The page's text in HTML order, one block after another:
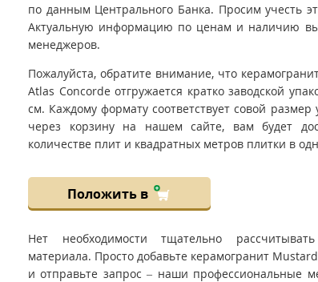
по данным Центрального Банка. Просим учесть
Актуальную информацию по ценам и наличию
менеджеров.
Пожалуйста, обратите внимание, что
Atlas Concorde отгружается кратко заводской
см. Каждому формату соответствует совой
через корзину на нашем сайте, вам будет
количестве плит и квадратных метров плитки в
Положить в
Нет необходимости тщательно
материала. Просто добавьте керамогранит
и отправьте запрос – наши профессиональные